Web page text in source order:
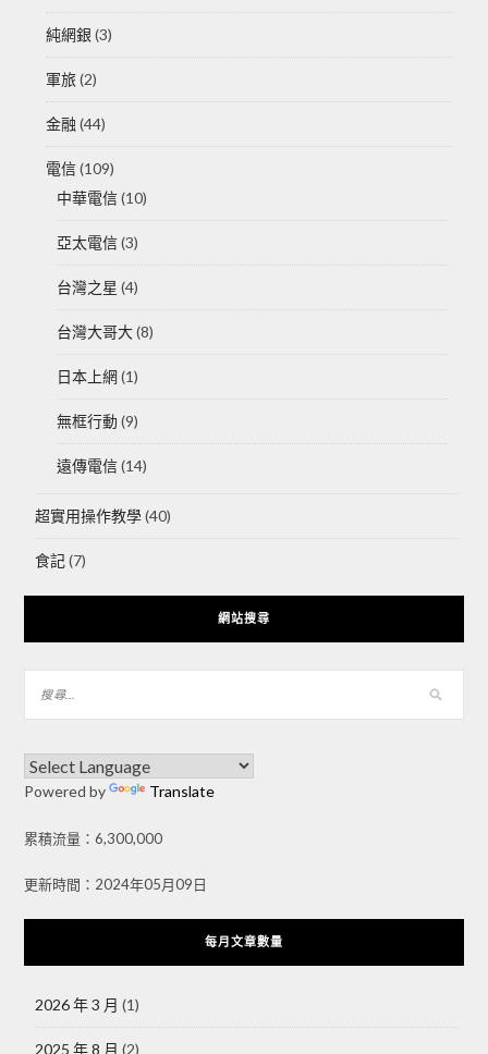
純網銀 (3)
軍旅(2)
金融 (44)
電信(109)
中華電信(10)
亞太電信(3)
台灣之星 (4)
台灣大哥大(8)
日本上網(1)
無框行動(9)
遠傳電信(14)
超實用操作教學(40)
食記(7)
網站搜尋
Powered by Translate
累積流量：6,300,000
更新時間：2024年05月09日
每月文章數量
2026 年 3 月 (1)
2025 年 8 月 (2)